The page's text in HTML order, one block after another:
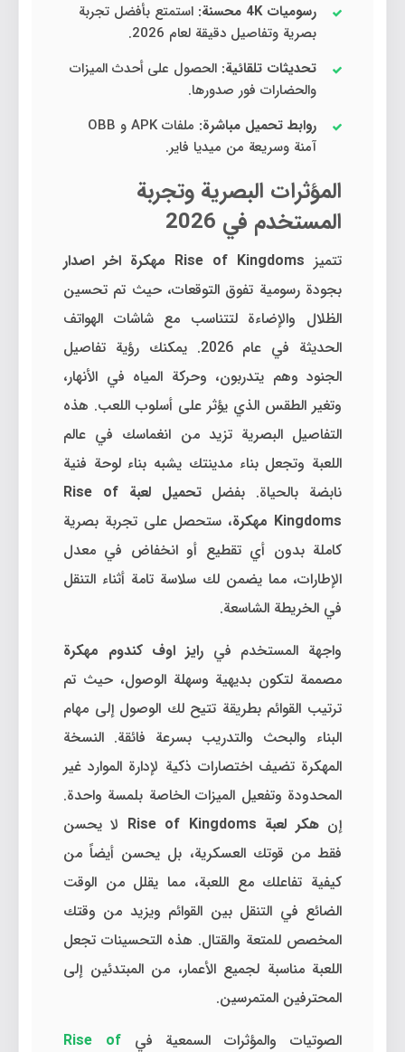
رسوميات 4K محسنة:
استمتع بأفضل تجربة
بصرية وتفاصيل دقيقة لعام 2026.
تحديثات تلقائية: الحصول على أحدث الميزات
والحضارات فور صدورها.
روابط تحميل مباشرة:
ملفات APK و OBB
آمنة وسريعة من ميديا فاير.
المؤثرات البصرية وتجربة
المستخدم في 2026
تتميز Rise of Kingdoms مهكرة اخر اصدار
بجودة رسومية تفوق التوقعات، حيث تم تحسين
الظلال والإضاءة لتتناسب مع شاشات الهواتف
الحديثة في عام 2026. يمكنك رؤية تفاصيل
الجنود وهم يتدربون، وحركة المياه في الأنهار،
وتغير الطقس الذي يؤثر على أسلوب اللعب. هذه
التفاصيل البصرية تزيد من انغماسك في عالم
اللعبة وتجعل بناء مدينتك يشبه بناء لوحة فنية
نابضة بالحياة. بفضل
تحميل لعبة Rise of
Kingdoms مهكرة
، ستحصل على تجربة بصرية
كاملة بدون أي تقطيع أو انخفاض في معدل
الإطارات، مما يضمن لك سلاسة تامة أثناء التنقل
في الخريطة الشاسعة.
واجهة المستخدم في رايز اوف كندوم مهكرة
مصممة لتكون بديهية وسهلة الوصول، حيث تم
ترتيب القوائم بطريقة تتيح لك الوصول إلى مهام
البناء والبحث والتدريب بسرعة فائقة. النسخة
المهكرة تضيف اختصارات ذكية لإدارة الموارد غير
المحدودة وتفعيل الميزات الخاصة بلمسة واحدة.
إنهكر لعبة Rise of Kingdoms
لا يحسن
فقط من قوتك العسكرية، بل يحسن أيضاً من
كيفية تفاعلك مع اللعبة، مما يقلل من الوقت
الضائع في التنقل بين القوائم ويزيد من وقتك
المخصص للمتعة والقتال. هذه التحسينات تجعل
اللعبة مناسبة لجميع الأعمار، من المبتدئين إلى
المحترفين المتمرسين.
الصوتيات والمؤثرات السمعية فيRise of